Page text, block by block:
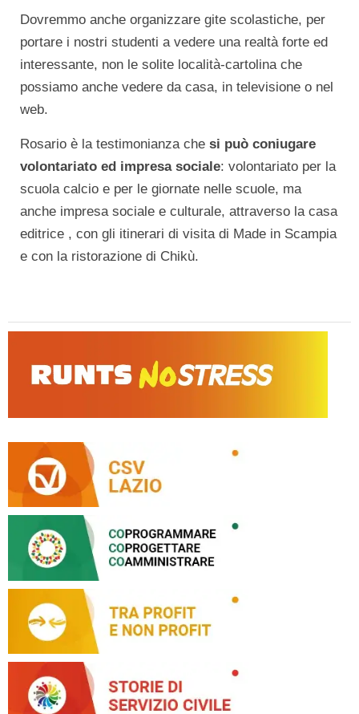
Dovremmo anche organizzare gite scolastiche, per
portare i nostri studenti a vedere una realtà forte ed
interessante, non le solite località-cartolina che
possiamo anche vedere da casa, in televisione o nel
web.
Rosario è la testimonianza che si può coniugare
volontariato ed impresa sociale: volontariato per la
scuola calcio e per le giornate nelle scuole, ma
anche impresa sociale e culturale, attraverso la casa
editrice , con gli itinerari di visita di Made in Scampia
e con la ristorazione di Chikù.